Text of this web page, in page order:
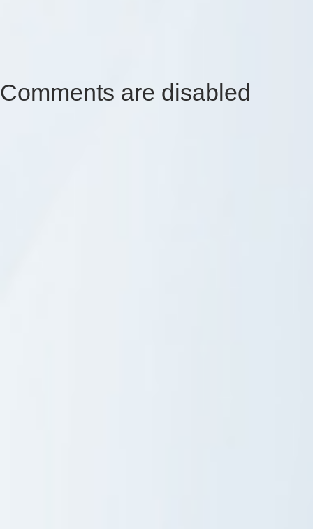
Comments are disabled